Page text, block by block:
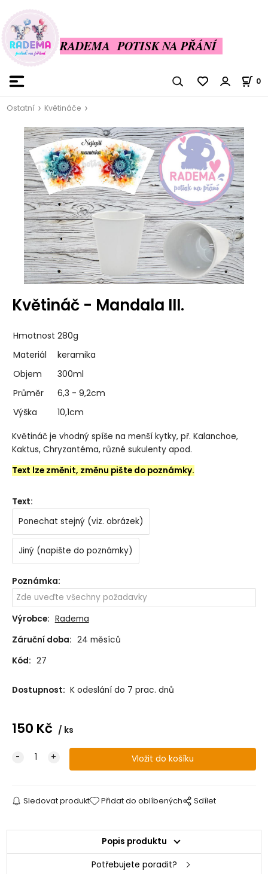
RADEMA POTISK NA PŘÁNÍ
0
Ostatní Květináče
Květináč - Mandala III.
Hmotnost 280g
Materiál
keramika
Objem
300ml
Průměr
6,3 - 9,2cm
Výška
10,1cm
Květináč je vhodný spíše na menší kytky, př. Kalanchoe,
Kaktus, Chryzantéma, různé sukulenty apod.
Text lze změnit, změnu pište do poznámky.
Text:
Ponechat stejný (viz. obrázek)
Jiný (napište do poznámky)
Poznámka:
Výrobce: Radema
Záruční doba: 24 měsíců
Kód: 27
Dostupnost: K odeslání do 7 prac. dnů
150 Kč ks
Sledovat produkt Přidat do oblíbených Sdílet
Popis produktu
Potřebujete poradit?